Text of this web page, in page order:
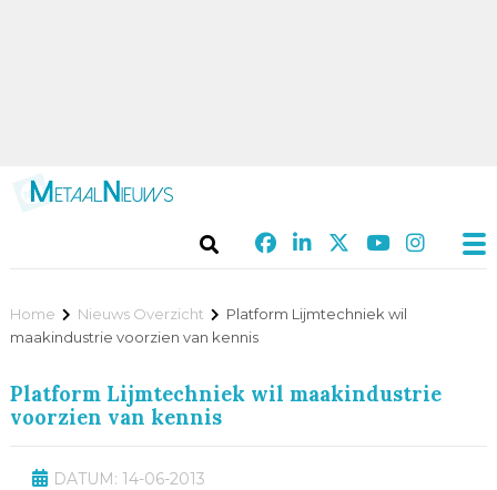
Home Nieuws Overzicht
Platform Lijmtechniek wil
maakindustrie voorzien van kennis
Platform Lijmtechniek wil maakindustrie
voorzien van kennis
DATUM: 14-06-2013